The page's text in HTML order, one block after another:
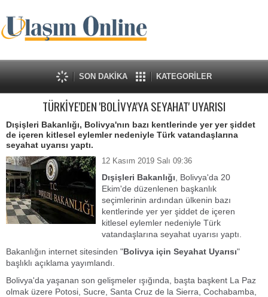
SON DAKİKA KATEGORİLER
TÜRKİYE'DEN 'BOLİVYA'YA SEYAHAT' UYARISI
Dışişleri Bakanlığı, Bolivya'nın bazı kentlerinde yer yer şiddet
de içeren kitlesel eylemler nedeniyle Türk vatandaşlarına
seyahat uyarısı yaptı.
12 Kasım 2019 Salı 09:36
Dışişleri Bakanlığı , Bolivya'da 20
Ekim'de düzenlenen başkanlık
seçimlerinin ardından ülkenin bazı
kentlerinde yer yer şiddet de içeren
kitlesel eylemler nedeniyle Türk
vatandaşlarına seyahat uyarısı yaptı.
Bakanlığın internet sitesinden "Bolivya için Seyahat Uyarısı"
başlıklı açıklama yayımlandı.
Bolivya'da yaşanan son gelişmeler ışığında, başta başkent La Paz
olmak üzere Potosi, Sucre, Santa Cruz de la Sierra, Cochabamba,